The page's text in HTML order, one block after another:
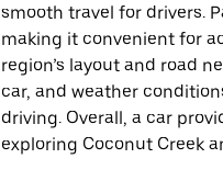
smooth travel for drivers.
making it convenient for
region’s layout and road
car, and weather
driving. Overall, a car
exploring Coconut Creek